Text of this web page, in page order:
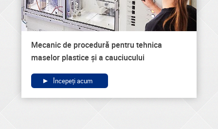
Mecanic de procedură pentru tehnica
maselor plastice și a cauciucului
Începeți acum